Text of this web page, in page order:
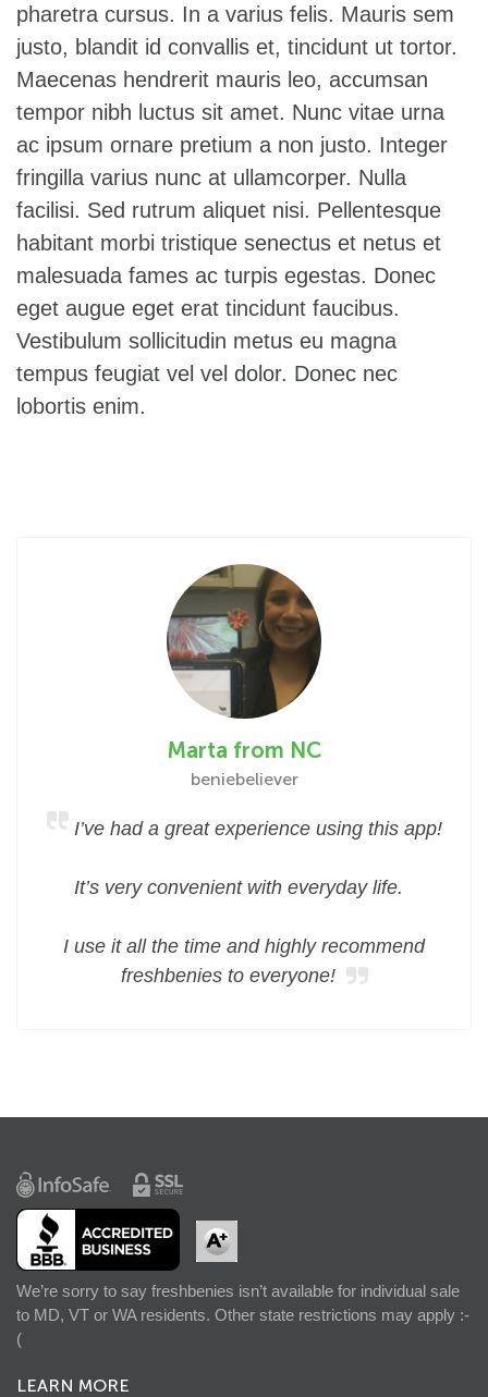
pharetra cursus. In a varius felis. Mauris sem
justo, blandit id convallis et, tincidunt ut tortor.
Maecenas hendrerit mauris leo, accumsan
tempor nibh luctus sit amet. Nunc vitae urna
ac ipsum ornare pretium a non justo. Integer
fringilla varius nunc at ullamcorper. Nulla
facilisi. Sed rutrum aliquet nisi. Pellentesque
habitant morbi tristique senectus et netus et
malesuada fames ac turpis egestas. Donec
eget augue eget erat tincidunt faucibus.
Vestibulum sollicitudin metus eu magna
tempus feugiat vel vel dolor. Donec nec
lobortis enim.
Marta from NC
beniebeliever
I’ve had a great experience using this app!
It’s very convenient with everyday life.
I use it all the time and highly recommend
freshbenies to everyone!
We’re sorry to say freshbenies isn’t available for individual sale
to MD, VT or WA residents. Other state restrictions may apply :-
(
LEARN MORE